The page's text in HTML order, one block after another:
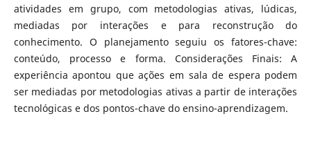
atividades em grupo, com metodologias ativas, lúdicas,
mediadas por interações e para reconstrução do
conhecimento. O planejamento seguiu os fatores-chave:
conteúdo, processo e forma. Considerações Finais: A
experiência apontou que ações em sala de espera podem
ser mediadas por metodologias ativas a partir de interações
tecnológicas e dos pontos-chave do ensino-aprendizagem.